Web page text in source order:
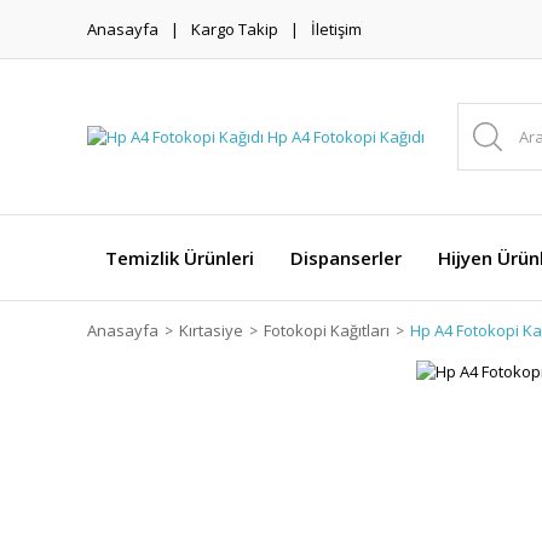
Anasayfa Kargo Takip İletişim
Temizlik Ürünleri Dispanserler Hijyen
Anasayfa Kırtasiye Fotokopi Kağıtları Hp A4 Fotokopi